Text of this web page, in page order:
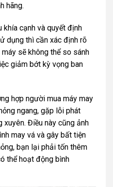
hãng.
khía cạnh và quyết định
dụng thì cần xác định rõ
sẽ không thể so sánh
giảm bớt kỳ vọng ban
hợp người mua máy may
ngang, gặp lỗi phát
xuyên. Điều này cũng ảnh
may vá và gây bất tiện
bạn lại phải tốn thêm
thể hoạt động bình